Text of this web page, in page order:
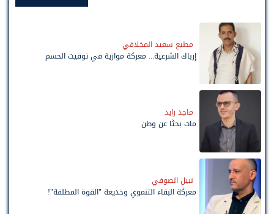
مطيع سعيد المخلافي
إرباك الشرعية... معركة موازية في توقيت الحسم
ماجد زايد
مات بحثًا عن وطن
نبيل الصوفي
معركة البقاء التنموي وخديعة "القوة المطلقة"!